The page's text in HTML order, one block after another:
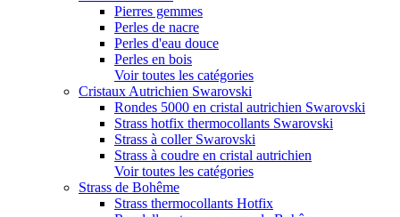
Pierres gemmes
Perles de nacre
Perles d'eau douce
Perles en bois
Voir toutes les catégories
Cristaux Autrichien Swarovski
Rondes 5000 en cristal autrichien Swarovski
Strass hotfix thermocollants Swarovski
Strass à coller Swarovski
Strass à coudre en cristal autrichien
Voir toutes les catégories
Strass de Bohême
Strass thermocollants Hotfix